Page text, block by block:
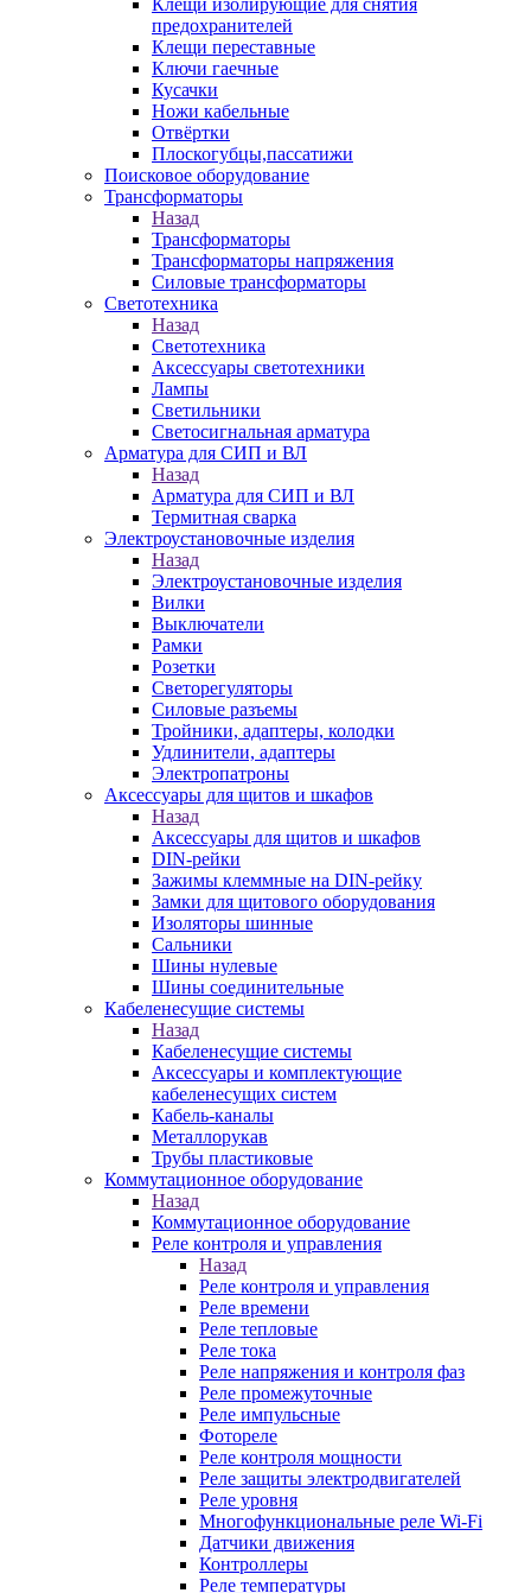
Клещи изолирующие для снятия
предохранителей
Клещи переставные
Ключи гаечные
Кусачки
Ножи кабельные
Отвёртки
Плоскогубцы,пассатижи
Поисковое оборудование
Трансформаторы
Назад
Трансформаторы
Трансформаторы напряжения
Силовые трансформаторы
Светотехника
Назад
Светотехника
Аксессуары светотехники
Лампы
Светильники
Светосигнальная арматура
Арматура для СИП и ВЛ
Назад
Арматура для СИП и ВЛ
Термитная сварка
Электроустановочные изделия
Назад
Электроустановочные изделия
Вилки
Выключатели
Рамки
Розетки
Светорегуляторы
Силовые разъемы
Тройники, адаптеры, колодки
Удлинители, адаптеры
Электропатроны
Аксессуары для щитов и шкафов
Назад
Аксессуары для щитов и шкафов
DIN-рейки
Зажимы клеммные на DIN-рейку
Замки для щитового оборудования
Изоляторы шинные
Сальники
Шины нулевые
Шины соединительные
Кабеленесущие системы
Назад
Кабеленесущие системы
Аксессуары и комплектующие
кабеленесущих систем
Кабель-каналы
Металлорукав
Трубы пластиковые
Коммутационное оборудование
Назад
Коммутационное оборудование
Реле контроля и управления
Назад
Реле контроля и управления
Реле времени
Реле тепловые
Реле тока
Реле напряжения и контроля фаз
Реле промежуточные
Реле импульсные
Фотореле
Реле контроля мощности
Реле защиты электродвигателей
Реле уровня
Многофункциональные реле Wi-Fi
Датчики движения
Контроллеры
Реле температуры